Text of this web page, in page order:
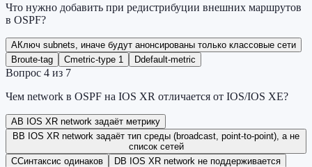
Что нужно добавить при редистрибуции внешних маршрутов
в OSPF?
AКлюч subnets, иначе будут анонсированы только классовые сети
Broute-tag Cmetric-type 1 Ddefault-metric
Вопрос 4 из 7
Чем network в OSPF на IOS XR отличается от IOS/IOS XE?
AВ IOS XR network задаёт метрику
B В IOS XR network задаёт тип среды (broadcast, point-to-point), а не
список сетей
CСинтаксис одинаков DВ IOS XR network не поддерживается